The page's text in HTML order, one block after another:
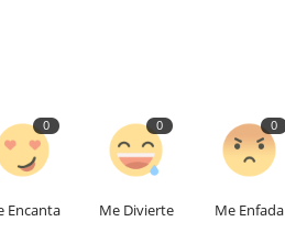
0
Encanta
0
Me Divierte
0
Me Enfada